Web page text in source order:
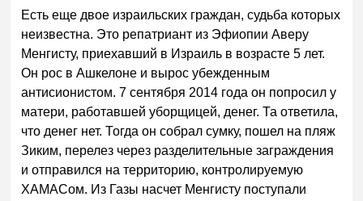
Есть еще двое израильских граждан, судьба которых
неизвестна. Это репатриант из Эфиопии Аверу
Менгисту, приехавший в Израиль в возрасте 5 лет.
Он рос в Ашкелоне и вырос убежденным
антисионистом. 7 сентября 2014 года он попросил у
матери, работавшей уборщицей, денег. Та ответила,
что денег нет. Тогда он собрал сумку, пошел на пляж
Зиким, перелез через разделительные заграждения
и отправился на территорию, контролируемую
ХАМАСом. Из Газы насчет Менгисту поступали